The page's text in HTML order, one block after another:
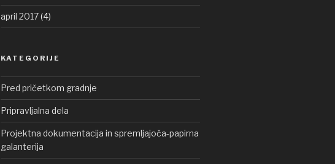
april 2017(4)
KATEGORIJE
Pred pričetkom gradnje
Pripravljalna dela
Projektna dokumentacija in spremljajoča-papirna
galanterija